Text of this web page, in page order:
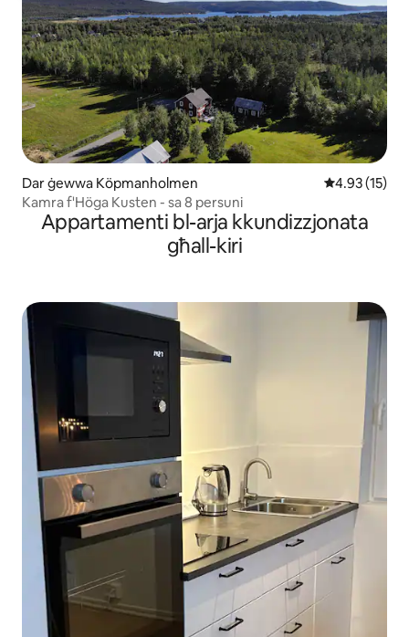
Dar ġewwa Köpmanholmen Rating
4.93 (15)
Kamra f'Höga Kusten - sa 8 persuni
Appartamenti bl-arja kkundizzjonata
għall-kiri